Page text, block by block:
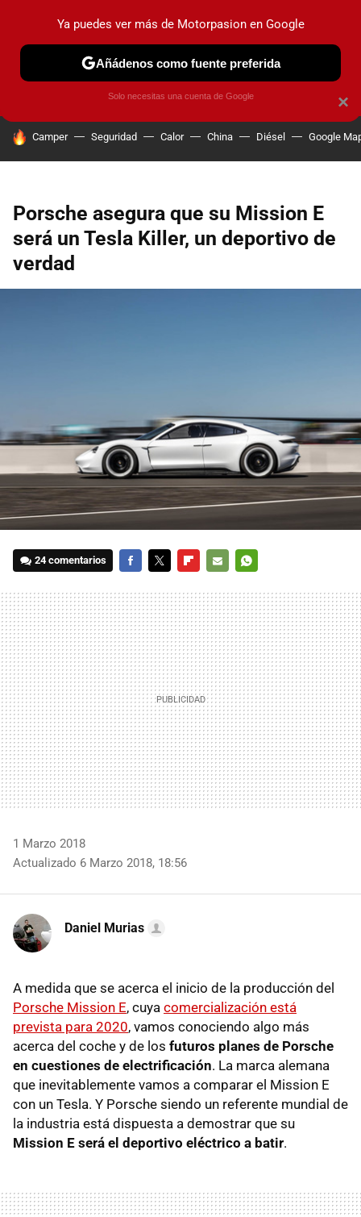
PRUEBAS COCHES ELÉCTRICOS OBSERVATORIO
HOY SE HABLA DE
Camper Seguridad Calor China Diésel Google
Porsche asegura que su Mission E
será un Tesla Killer, un deportivo de
verdad
24 comentarios
MAIL
1 Marzo 2018
Actualizado 6 Marzo 2018, 18:56
Daniel Murias
A medida que se acerca el inicio de la producción del
Porsche Mission E, cuya comercialización está
prevista para 2020, vamos conociendo algo más
acerca del coche y de los futuros planes de Porsche
en cuestiones de electrificación. La marca alemana
que inevitablemente vamos a comparar el Mission E
con un Tesla. Y Porsche siendo un referente mundial de
la industria está dispuesta a demostrar que su
Mission E será el deportivo eléctrico a batir.
×
Ya puedes ver más de Motorpasion en Google
Añádenos como fuente preferida
Solo necesitas una cuenta de Google